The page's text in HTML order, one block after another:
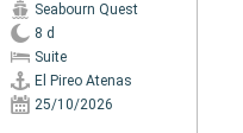
Seabourn Quest
8 d
Suite
El Pireo Atenas
25/10/2026